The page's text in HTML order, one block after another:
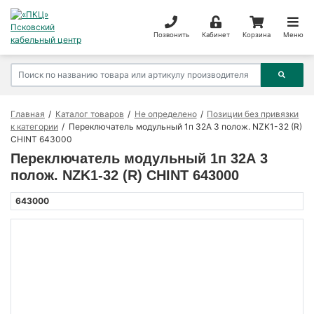
Позвонить Кабинет Корзина Меню
Главная Каталог товаров Не определено
Позиции без привязки
к категории
Переключатель модульный 1п 32А 3 полож. NZK1-32 (R)
CHINT 643000
Переключатель модульный 1п 32А 3
полож. NZK1-32 (R) CHINT 643000
643000